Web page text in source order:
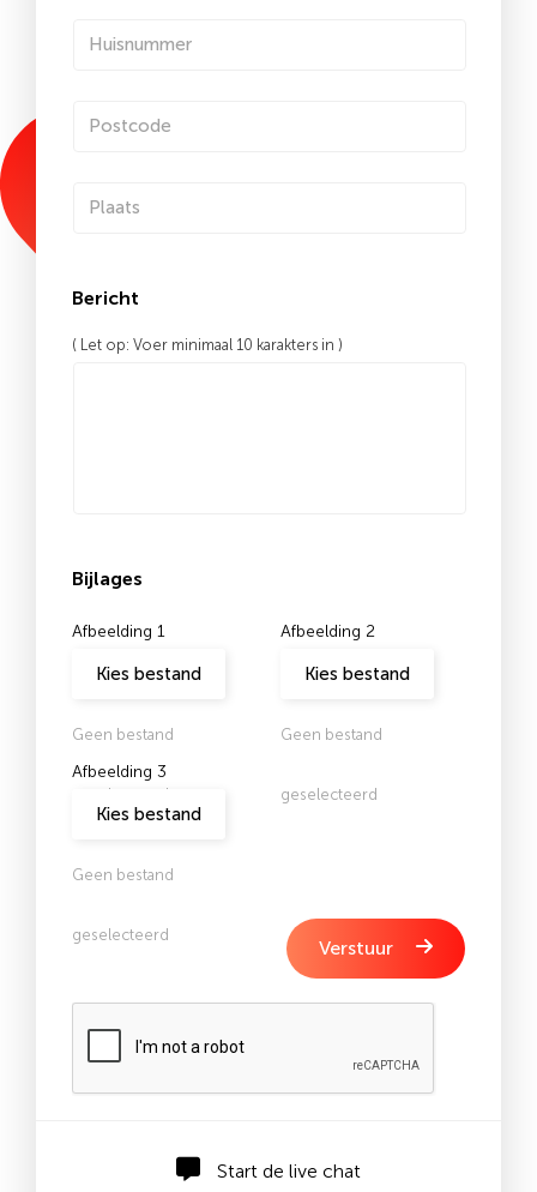
Bericht
( Let op: Voer minimaal 10 karakters in )
Bijlages
Afbeelding 1
Kies bestand
Geen bestand
geselecteerd
Afbeelding 2
Kies bestand
Geen bestand
geselecteerd
Afbeelding 3
Kies bestand
Geen bestand
geselecteerd
Verstuur
Start de live chat